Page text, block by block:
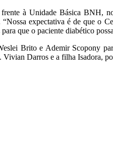
à Unidade Básica BNH,
expectativa é de que o
que o paciente diabético
Brito e Ademir Scopony
Darros e a filha Isadora,